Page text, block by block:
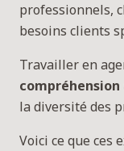
professionnels,
besoins clients
Travailler en
compréhension
la diversité des
Voici ce que ces